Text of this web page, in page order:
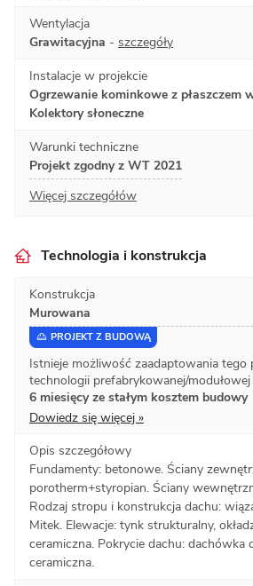
Wentylacja
Grawitacyjna - szczegóły
Instalacje w projekcie
Ogrzewanie kominkowe z płaszczem
Kolektory słoneczne
Warunki techniczne
Projekt zgodny z WT 2021
Więcej szczegółów
Technologia i konstrukcja
Konstrukcja
Murowana
PROJEKT Z BUDOWĄ
Istnieje możliwość zaadaptowania tego
technologii prefabrykowanej/modułowej
6 miesięcy ze stałym kosztem budowy
Dowiedz się więcej »
Opis szczegółowy
Fundamenty: betonowe. Ściany
porotherm+styropian. Ściany
Rodzaj stropu i konstrukcja dachu:
Mitek. Elewacje: tynk strukturalny,
ceramiczna. Pokrycie dachu: dachówka
ceramiczna.